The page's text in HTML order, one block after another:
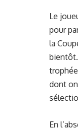
Le
pour
la
dont
En